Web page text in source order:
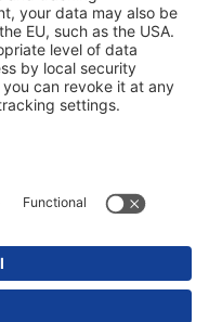
legale
Reserved